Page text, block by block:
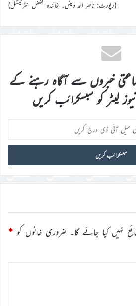
(رپورٹ: ناصر احمد وینس۔ نمائندہ الفضل انٹرنیشنل)
خبروں سے آگاہ رہنے کے
لیٹر کو سبسکرائب کریں
نہیں کیا جائے گا۔ ضروری خانوں کو *